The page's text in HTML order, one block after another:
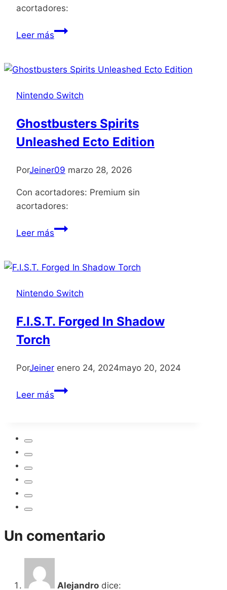
acortadores:
Leer másLost
Nintendo Switch
Ghostbusters Spirits
Unleashed Ecto Edition
PorJeiner09 marzo 28, 2026
Con acortadores: Premium sin
acortadores:
Leer másGhostbusters
Ecto
Nintendo Switch
F.I.S.T. Forged In Shadow
Torch
PorJeiner enero 24, 2024mayo 20, 2024
Leer másF.I.S.T.
Un comentario
Alejandro dice: